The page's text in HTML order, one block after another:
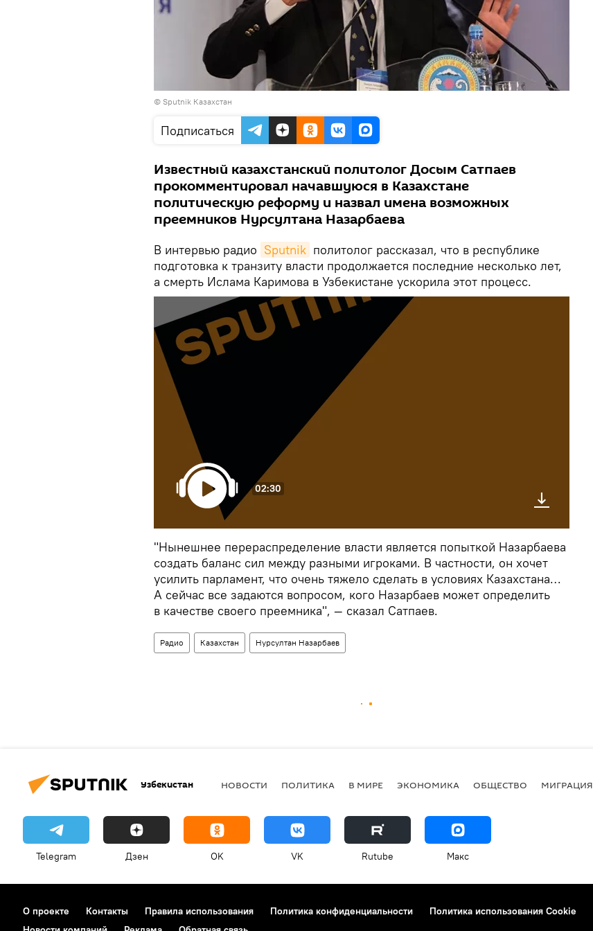
© Sputnik Казахстан
Подписаться
Известный казахстанский политолог Досым Сатпаев
прокомментировал начавшуюся в Казахстане
политическую реформу и назвал имена возможных
преемников Нурсултана Назарбаева
В интервью радио Sputnik политолог рассказал, что в республике
подготовка к транзиту власти продолжается последние несколько лет,
а смерть Ислама Каримова в Узбекистане ускорила этот процесс.
02:30
"Нынешнее перераспределение власти является попыткой Назарбаева
создать баланс сил между разными игроками. В частности, он хочет
усилить парламент, что очень тяжело сделать в условиях Казахстана…
А сейчас все задаются вопросом, кого Назарбаев может определить
в качестве своего преемника", — сказал Сатпаев.
Радио Казахстан Нурсултан Назарбаев
Узбекистан НОВОСТИ ПОЛИТИКА В МИРЕ ЭКОНОМИКА ОБЩЕСТВО МИГРАЦИЯ
Telegram Дзен OK VK Rutube Макс
О проекте Контакты Правила использования Политика конфиденциальности Политика использования Cookie